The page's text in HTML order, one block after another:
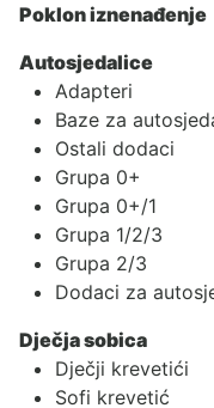
Poklon iznenađenje
Autosjedalice
Adapteri
Baze za
Ostali dodaci
Grupa 0+
Grupa 0+/1
Grupa 1/2/3
Grupa 2/3
Dodaci za
Dječja sobica
Dječji krevetići
Sofi krevetić